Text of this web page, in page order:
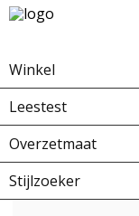
Winkel
Leestest
Overzetmaat
Stijlzoeker
Home Winkel